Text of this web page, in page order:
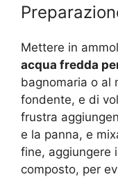
Mettere in
acqua fredda
bagnomaria o al
fondente, e di
frustra
e la panna, e
fine, aggiungere
composto, per